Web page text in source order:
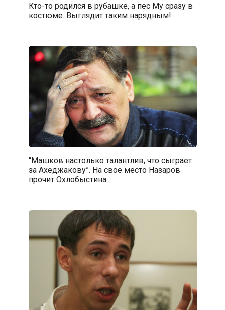
Кто-то родился в рубашке, а пес Му сразу в
костюме. Выглядит таким нарядным!
“Машков настолько талантлив, что сыграет
за Ахеджакову”. На свое место Назаров
прочит Охлобыстина